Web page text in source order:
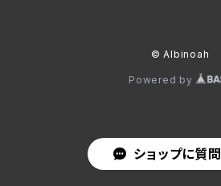
© Albinoah
Powered by
ショップに質